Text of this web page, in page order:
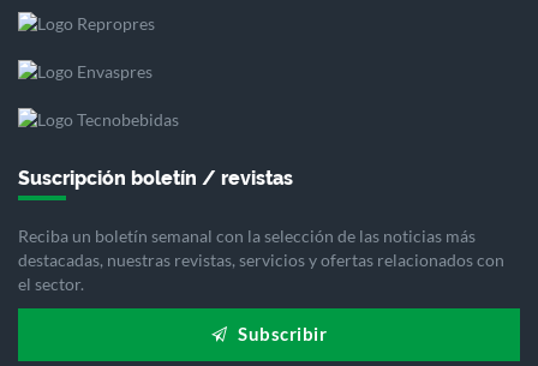
Suscripción boletín / revistas
Reciba un boletín semanal con la selección de las noticias más
destacadas, nuestras revistas, servicios y ofertas relacionados con
el sector.
Subscribir